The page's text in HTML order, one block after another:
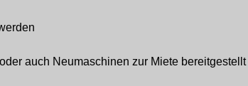
auch Neumaschinen zur Miete bereitgestellt